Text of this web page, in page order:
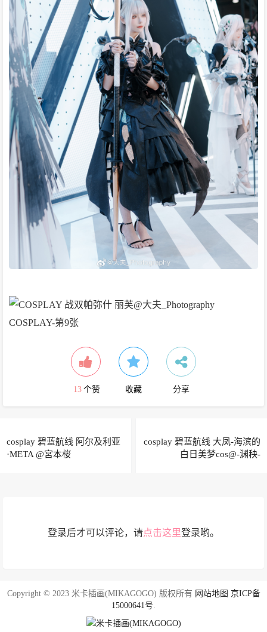
13 个赞 收藏 分享
cosplay 碧蓝航线 阿尔及利亚
·META @宮本桜
cosplay 碧蓝航线 大凤-海滨的
白日美梦cos@-渊秧-
登录后才可以评论，请点击这里登录哟。
Copyright © 2023 米卡插画(MIKAGOGO) 版权所有 网站地图 京ICP备
15000641号